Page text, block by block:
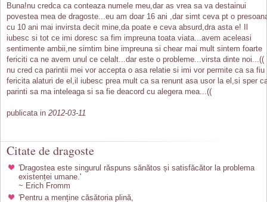
Buna!nu credca ca conteaza numele meu,dar as vrea sa va destainui
povestea mea de dragoste...eu am doar 16 ani ,dar simt ceva pt o
cu 10 ani mai invirsta decit mine,da poate e ceva absurd,dra asta e! Il
iubesc si tot ce imi doresc sa fim impreuna toata viata...avem aceleasi
sentimente ambii,ne simtim bine impreuna si chear mai mult sintem foarte
fericiti ca ne avem unul ce celalt...dar este o probleme...virsta dinte noi...((
nu cred ca parintii mei vor accepta o asa relatie si imi vor permite ca sa fiu
fericita alaturi de el,il iubesc prea mult ca sa renunt asa usor la el,si sper
parinti sa ma inteleaga si sa fie deacord cu alegera mea...((
publicata in 2012-03-11
Citate de dragoste
'Dragostea este singurul răspuns sănătos și satisfăcător la problema
existenței umane.'
~ Erich Fromm
'Pentru a menține căsătoria plină,